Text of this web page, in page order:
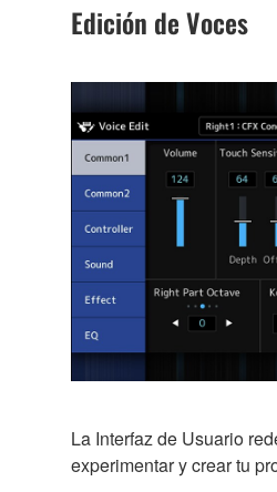
Edición de Voces
La Interfaz de Usuario
experimentar y crear tu